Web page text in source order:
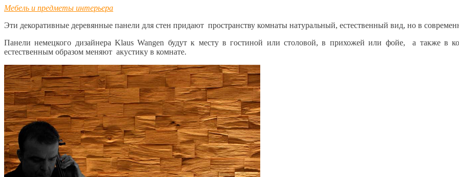
Мебель и предметы интерьера
Эти декоративные деревянные панели для стен придают пространству комнаты натуральный, естественный вид, но в
Панели немецкого дизайнера Klaus Wangen будут к месту в гостиной или столовой, в прихожей или фойе, а также в
естественным образом меняют акустику в комнате.